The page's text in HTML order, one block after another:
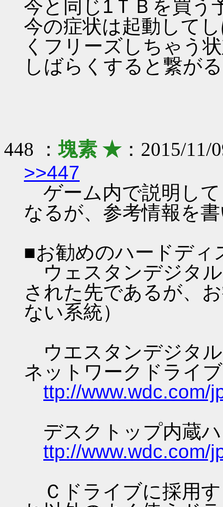
今と同じ1ＴＢを買う
今の症状は起動して
くフリーズしちゃう
しばらくすると繋が
448 ：塊素 ★：2015/11/
>>447
ゲーム内で説明し
なるが、参考情報を
■お勧めのハードディ
ウェスタンデジタ
された先であるが、
ない系統）
ウエスタンデジタ
ネットワークドライ
ttp://www.wdc.com/
デスクトップ内蔵
ttp://www.wdc.com/
Ｃドライブに採用